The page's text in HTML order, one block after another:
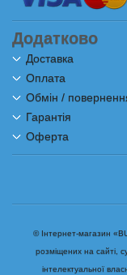
Додатково
Доставка
Оплата
Обмін /
Гарантія
Оферта
© Інтернет-магазин
розміщених на сайті,
інтелектуальної